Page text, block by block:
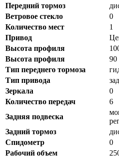
Передний тормоз
Ветровое стекло
0
Количество мест
1
Привод
Высота профиля
Высота профиля
90
Тип переднего тормоза
Тип привода
Зеркала
0
Количество передач
6
Задняя подвеска
Задний тормоз
Спидометр
0
Рабочий объем